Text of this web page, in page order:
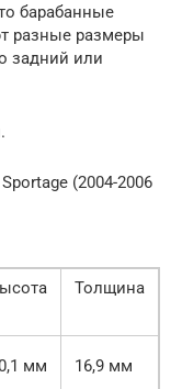
барабанные
разные размеры
задний или
(2004-2006
Толщина
мм 16,9 мм